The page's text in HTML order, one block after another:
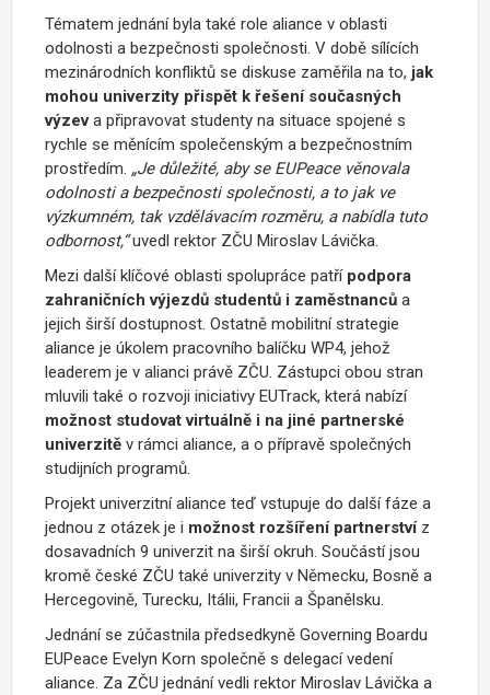
Tématem jednání byla také role aliance v oblasti
odolnosti a bezpečnosti společnosti. V době sílících
mezinárodních konfliktů se diskuse zaměřila na to, jak
mohou univerzity přispět k řešení současných
výzeva připravovat studenty na situace spojené s
rychle se měnícím společenským a bezpečnostním
prostředím. „Je důležité, aby se EUPeace věnovala
odolnosti a bezpečnosti společnosti, a to jak ve
výzkumném, tak vzdělávacím rozměru, a nabídla tuto
odbornost,“uvedl rektor ZČU Miroslav Lávička.
Mezi další klíčové oblasti spolupráce patří podpora
zahraničních výjezdů studentů i zaměstnanců a
jejich širší dostupnost. Ostatně mobilitní strategie
aliance je úkolem pracovního balíčku WP4, jehož
leaderem je v alianci právě ZČU. Zástupci obou stran
mluvili také o rozvoji iniciativy EUTrack, která nabízí
možnost studovat virtuálně i na jiné partnerské
univerzitě v rámci aliance, a o přípravě společných
studijních programů.
Projekt univerzitní aliance teď vstupuje do další fáze a
jednou z otázek je i možnost rozšíření partnerstvíz
dosavadních 9 univerzit na širší okruh. Součástí jsou
kromě české ZČU také univerzity v Německu, Bosně a
Hercegovině, Turecku, Itálii, Francii a Španělsku.
Jednání se zúčastnila předsedkyně Governing Boardu
EUPeace Evelyn Korn společně s delegací vedení
aliance. Za ZČU jednání vedli rektor Miroslav Lávička a